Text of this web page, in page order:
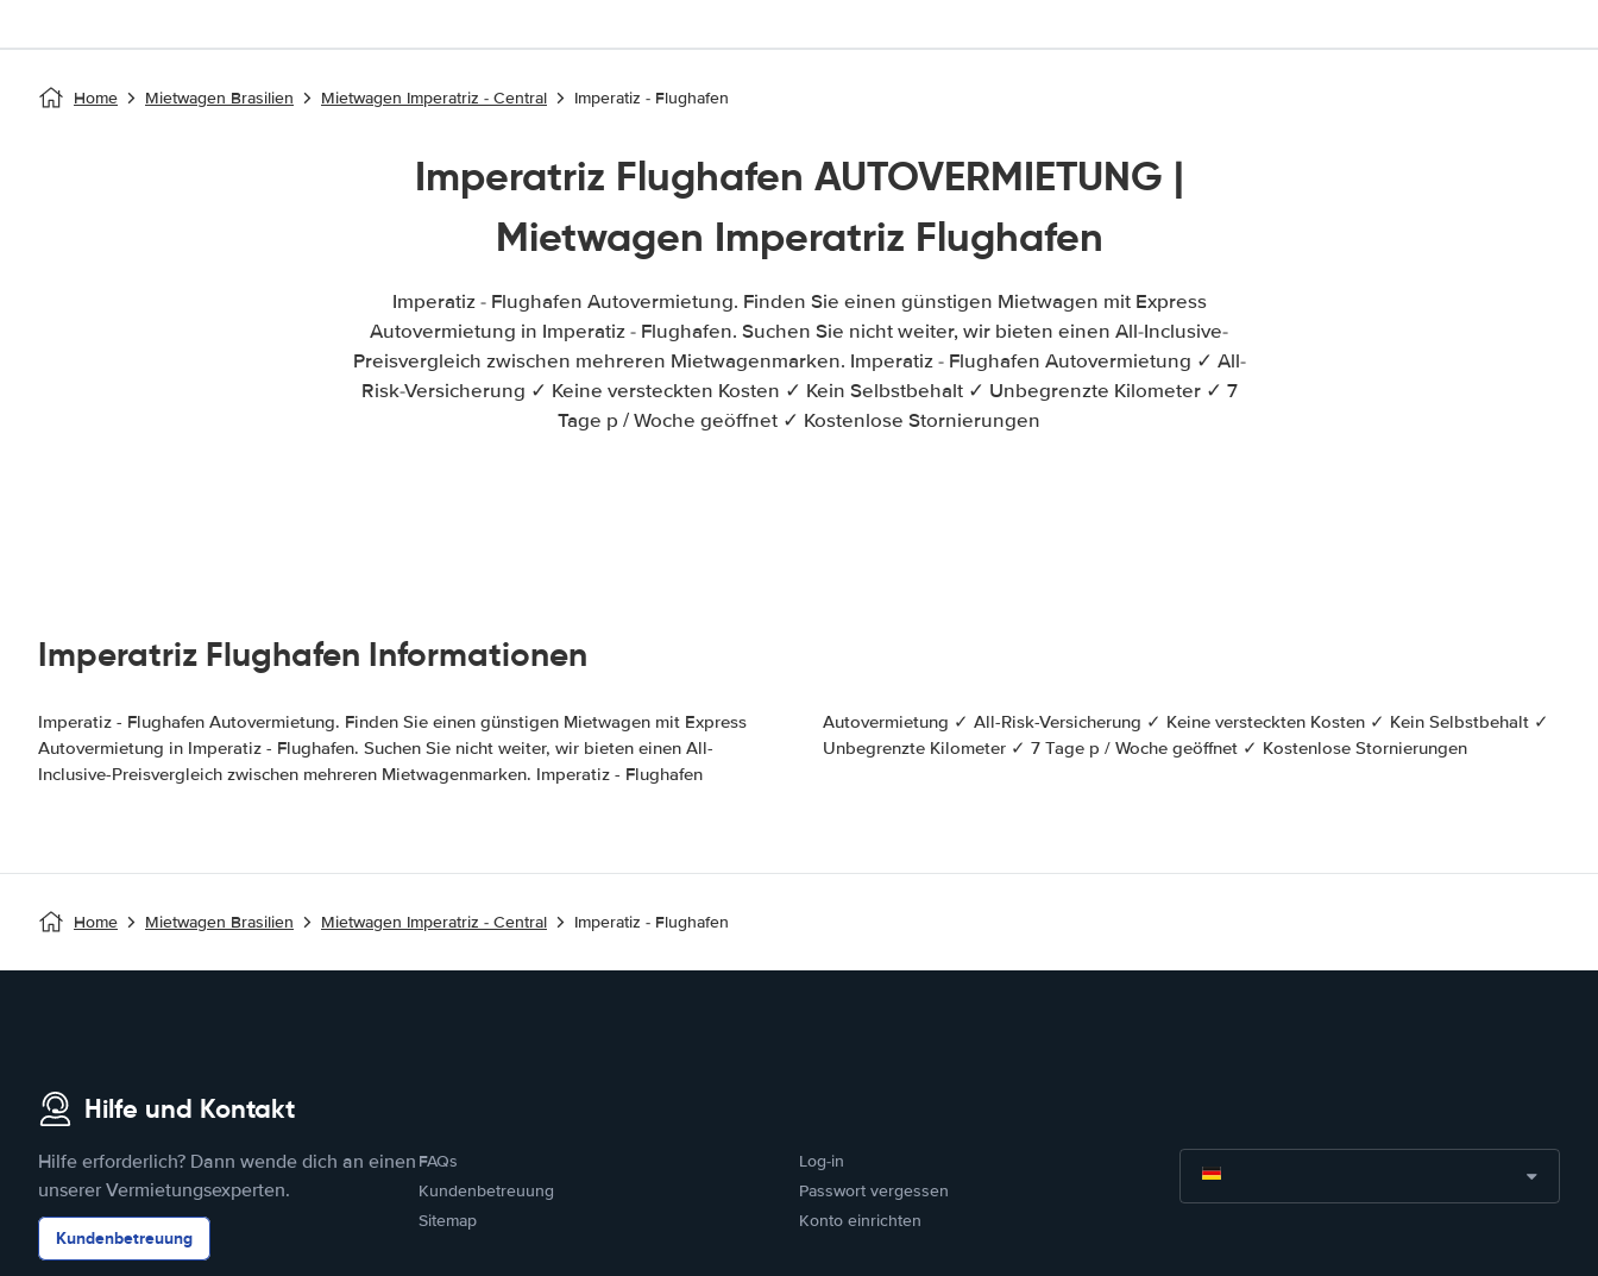
Home Mietwagen Brasilien Mietwagen Imperatriz - Central Imperatiz - Flughafen
Imperatriz Flughafen AUTOVERMIETUNG |
Mietwagen Imperatriz Flughafen
Imperatiz - Flughafen Autovermietung. Finden Sie einen günstigen Mietwagen mit Express
Autovermietung in Imperatiz - Flughafen. Suchen Sie nicht weiter, wir bieten einen All-Inclusive-
Preisvergleich zwischen mehreren Mietwagenmarken. Imperatiz - Flughafen Autovermietung ✓ All-
Risk-Versicherung ✓ Keine versteckten Kosten ✓ Kein Selbstbehalt ✓ Unbegrenzte Kilometer ✓ 7
Tage p / Woche geöffnet ✓ Kostenlose Stornierungen
Imperatriz Flughafen Informationen
Imperatiz - Flughafen Autovermietung. Finden Sie einen günstigen Mietwagen mit Express
Autovermietung in Imperatiz - Flughafen. Suchen Sie nicht weiter, wir bieten einen All-
Inclusive-Preisvergleich zwischen mehreren Mietwagenmarken. Imperatiz - Flughafen
Autovermietung ✓ All-Risk-Versicherung ✓ Keine versteckten Kosten ✓ Kein Selbstbehalt ✓
Unbegrenzte Kilometer ✓ 7 Tage p / Woche geöffnet ✓ Kostenlose Stornierungen
Home Mietwagen Brasilien Mietwagen Imperatriz - Central Imperatiz - Flughafen
Hilfe und Kontakt
Hilfe erforderlich? Dann wende dich an einen
unserer Vermietungsexperten.
Kundenbetreuung
FAQs
Kundenbetreuung
Sitemap
Log-in
Passwort vergessen
Konto einrichten